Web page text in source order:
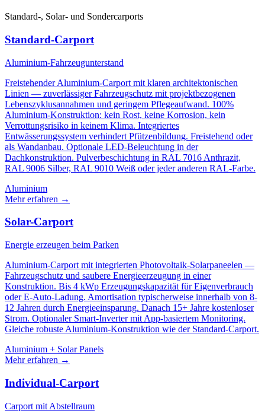
Standard-, Solar- und Sondercarports
Standard-Carport
Aluminium-Fahrzeugunterstand
Freistehender Aluminium-Carport mit klaren architektonischen
Linien — zuverlässiger Fahrzeugschutz mit projektbezogenen
Lebenszyklusannahmen und geringem Pflegeaufwand. 100%
Aluminium-Konstruktion: kein Rost, keine Korrosion, kein
Verrottungsrisiko in keinem Klima. Integriertes
Entwässerungssystem verhindert Pfützenbildung. Freistehend oder
als Wandanbau. Optionale LED-Beleuchtung in der
Dachkonstruktion. Pulverbeschichtung in RAL 7016 Anthrazit,
RAL 9006 Silber, RAL 9010 Weiß oder jeder anderen RAL-Farbe.
Aluminium
Mehr erfahren →
Solar-Carport
Energie erzeugen beim Parken
Aluminium-Carport mit integrierten Photovoltaik-Solarpaneelen —
Fahrzeugschutz und saubere Energieerzeugung in einer
Konstruktion. Bis 4 kWp Erzeugungskapazität für Eigenverbrauch
oder E-Auto-Ladung. Amortisation typischerweise innerhalb von 8-
12 Jahren durch Energieeinsparung. Danach 15+ Jahre kostenloser
Strom. Optionaler Smart-Inverter mit App-basiertem Monitoring.
Gleiche robuste Aluminium-Konstruktion wie der Standard-Carport.
Aluminium + Solar Panels
Mehr erfahren →
Individual-Carport
Carport mit Abstellraum